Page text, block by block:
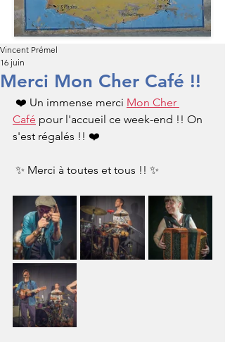
Merci Mon Cher Café !!
Vincent Prémel
16 juin
❤️ Un immense merci Mon Cher
Café pour l'accueil ce week-end !! On
s'est régalés !! ❤️
✨ Merci à toutes et tous !! ✨